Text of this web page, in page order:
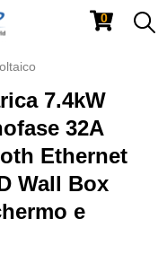
0
7.4kW
32A
Ethernet
Wall Box
e